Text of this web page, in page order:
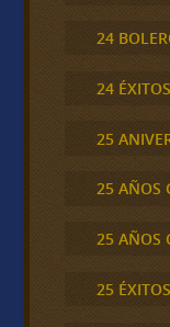
24
24 ÉXITOS
25
25 AÑOS
25 AÑOS
25